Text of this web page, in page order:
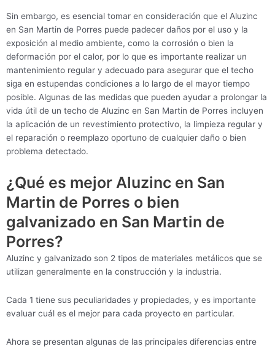
Sin embargo, es esencial tomar en consideración que el Aluzinc
en San Martin de Porres puede padecer daños por el uso y la
exposición al medio ambiente, como la corrosión o bien la
deformación por el calor, por lo que es importante realizar un
mantenimiento regular y adecuado para asegurar que el techo
siga en estupendas condiciones a lo largo de el mayor tiempo
posible. Algunas de las medidas que pueden ayudar a prolongar la
vida útil de un techo de Aluzinc en San Martin de Porres incluyen
la aplicación de un revestimiento protectivo, la limpieza regular y
el reparación o reemplazo oportuno de cualquier daño o bien
problema detectado.
¿Qué es mejor Aluzinc en San
Martin de Porres o bien
galvanizado en San Martin de
Porres?
Aluzinc y galvanizado son 2 tipos de materiales metálicos que se
utilizan generalmente en la construcción y la industria.
Cada 1 tiene sus peculiaridades y propiedades, y es importante
evaluar cuál es el mejor para cada proyecto en particular.
Ahora se presentan algunas de las principales diferencias entre